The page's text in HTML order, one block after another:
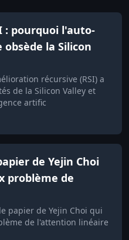
: pourquoi l'auto-
la Silicon
récursive (RSI) a
de la Silicon Valley et
artific
de Yejin Choi
problème de
papier de Yejin Choi qui
de l'attention linéaire